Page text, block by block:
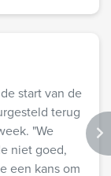
start van de
terug
"We
niet goed,
een kans om